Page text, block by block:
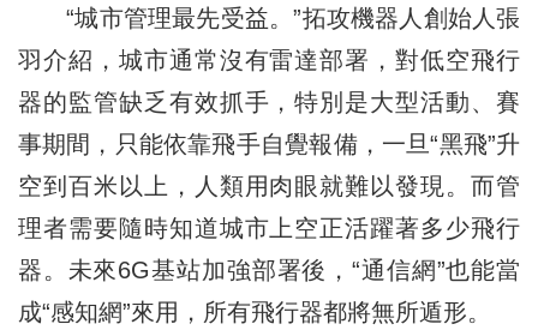
“城市管理最先受益。”拓攻機器人創始人張
羽介紹，城市通常沒有雷達部署，對低空飛行
器的監管缺乏有效抓手，特別是大型活動、賽
事期間，只能依靠飛手自覺報備，一旦“黑飛”升
空到百米以上，人類用肉眼就難以發現。而管
理者需要隨時知道城市上空正活躍著多少飛行
器。未來6G基站加強部署後，“通信網”也能當
成“感知網”來用，所有飛行器都將無所遁形。